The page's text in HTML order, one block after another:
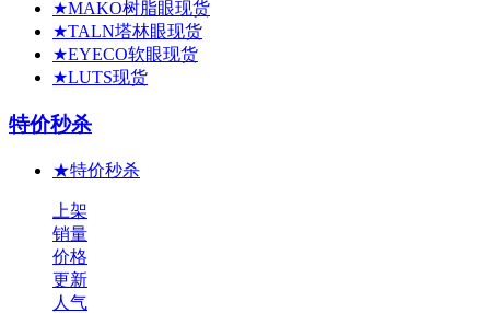
★MAKO树脂眼现货
★TALN塔林眼现货
★EYECO软眼现货
★LUTS现货
特价秒杀
★特价秒杀
上架
销量
价格
更新
人气